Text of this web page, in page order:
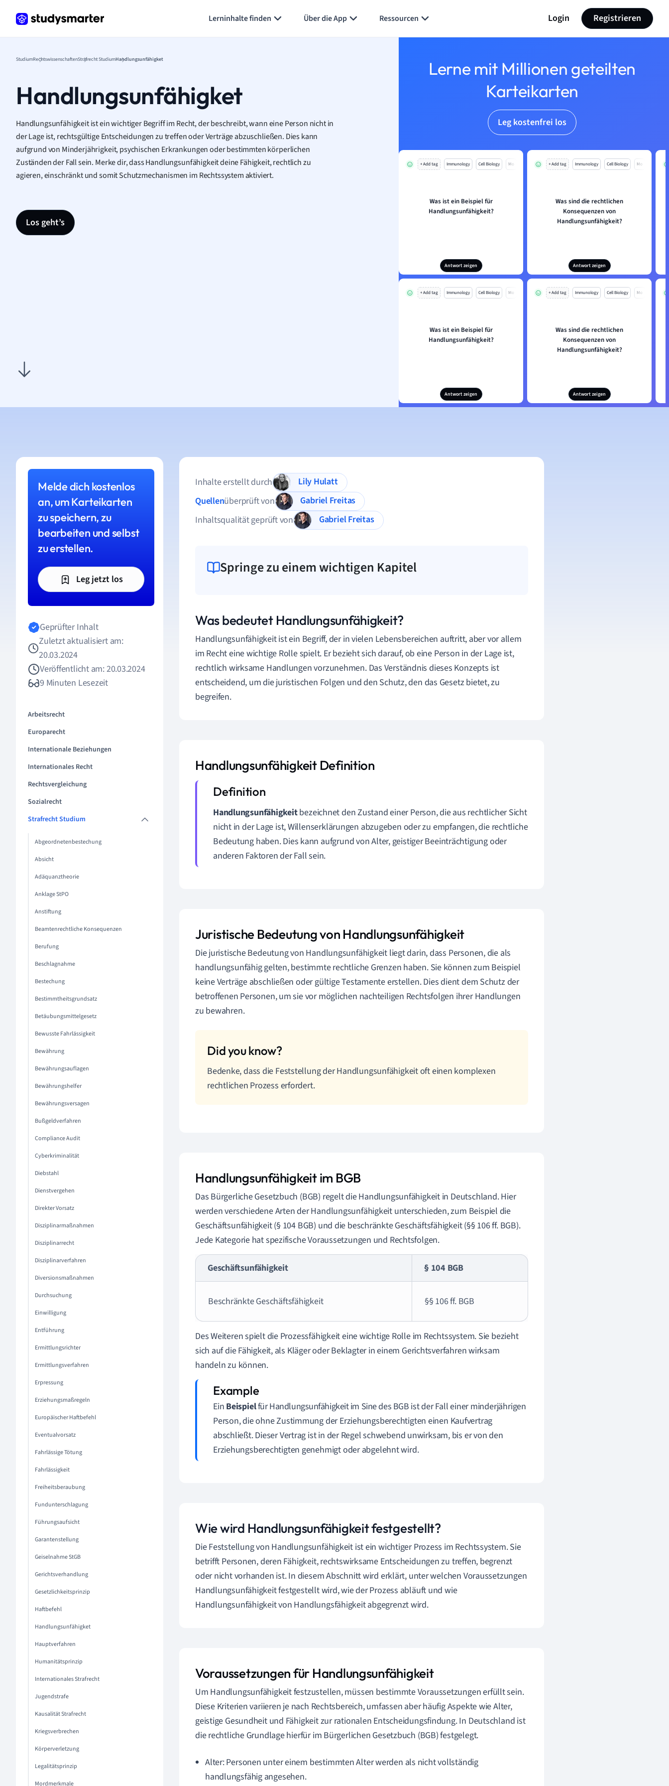
Lerninhalte finden Über die App Ressourcen Login Registrieren
StudiumRechtswissenschaftenStrafrecht StudiumHandlungsunfähigket
Handlungsunfähigket
Handlungsunfähigkeit ist ein wichtiger Begriff im Recht, der beschreibt, wann eine Person nicht in
der Lage ist, rechtsgültige Entscheidungen zu treffen oder Verträge abzuschließen. Dies kann
aufgrund von Minderjährigkeit, psychischen Erkrankungen oder bestimmten körperlichen
Zuständen der Fall sein. Merke dir, dass Handlungsunfähigkeit deine Fähigkeit, rechtlich zu
agieren, einschränkt und somit Schutzmechanismen im Rechtssystem aktiviert.
Los geht’s
Lerne mit Millionen geteilten
Karteikarten
Leg kostenfrei los
+ Add tag Immunology Cell Biology Mo
Was ist ein Beispiel für
Handlungsunfähigkeit?
Antwort zeigen
+ Add tag Immunology Cell Biology Mo
Was sind die rechtlichen
Konsequenzen von
Handlungsunfähigkeit?
Antwort zeigen
+ Add tag Immunology Cell Biology Mo
Was ist ein Beispiel für
Handlungsunfähigkeit?
Antwort zeigen
+ Add tag Immunology Cell Biology Mo
Was sind die rechtlichen
Konsequenzen von
Handlungsunfähigkeit?
Antwort zeigen
Melde dich kostenlos
an, um Karteikarten
zu speichern, zu
bearbeiten und selbst
zu erstellen.
Leg jetzt los
Geprüfter Inhalt
Zuletzt aktualisiert am:
20.03.2024
Veröffentlicht am: 20.03.2024
9 Minuten Lesezeit
Arbeitsrecht
Europarecht
Internationale Beziehungen
Internationales Recht
Rechtsvergleichung
Sozialrecht
Strafrecht Studium
Abgeordnetenbestechung
Absicht
Adäquanztheorie
Anklage StPO
Anstiftung
Beamtenrechtliche Konsequenzen
Berufung
Beschlagnahme
Bestechung
Bestimmtheitsgrundsatz
Betäubungsmittelgesetz
Bewusste Fahrlässigkeit
Bewährung
Bewährungsauflagen
Bewährungshelfer
Bewährungsversagen
Bußgeldverfahren
Compliance Audit
Cyberkriminalität
Diebstahl
Dienstvergehen
Direkter Vorsatz
Disziplinarmaßnahmen
Disziplinarrecht
Disziplinarverfahren
Diversionsmaßnahmen
Durchsuchung
Einwilligung
Entführung
Ermittlungsrichter
Ermittlungsverfahren
Erpressung
Erziehungsmaßregeln
Europäischer Haftbefehl
Eventualvorsatz
Fahrlässige Tötung
Fahrlässigkeit
Freiheitsberaubung
Fundunterschlagung
Führungsaufsicht
Garantenstellung
Geiselnahme StGB
Gerichtsverhandlung
Gesetzlichkeitsprinzip
Haftbefehl
Handlungsunfähigket
Hauptverfahren
Humanitätsprinzip
Internationales Strafrecht
Jugendstrafe
Kausalität Strafrecht
Kriegsverbrechen
Körperverletzung
Legalitätsprinzip
Mordmerkmale
Inhalte erstellt durch
Lily Hulatt
Quellenüberprüft von
Gabriel Freitas
Inhaltsqualität geprüft von
Gabriel Freitas
Springe zu einem wichtigen Kapitel
Was bedeutet Handlungsunfähigkeit?
Handlungsunfähigkeit ist ein Begriff, der in vielen Lebensbereichen auftritt, aber vor allem
im Recht eine wichtige Rolle spielt. Er bezieht sich darauf, ob eine Person in der Lage ist,
rechtlich wirksame Handlungen vorzunehmen. Das Verständnis dieses Konzepts ist
entscheidend, um die juristischen Folgen und den Schutz, den das Gesetz bietet, zu
begreifen.
Handlungsunfähigkeit Definition
Handlungsunfähigkeitbezeichnet den Zustand einer Person, die aus rechtlicher Sicht
nicht in der Lage ist, Willenserklärungen abzugeben oder zu empfangen, die rechtliche
Bedeutung haben. Dies kann aufgrund von Alter, geistiger Beeinträchtigung oder
anderen Faktoren der Fall sein.
Juristische Bedeutung von Handlungsunfähigkeit
Die juristische Bedeutung von Handlungsunfähigkeit liegt darin, dass Personen, die als
handlungsunfähig gelten, bestimmte rechtliche Grenzen haben. Sie können zum Beispiel
keine Verträge abschließen oder gültige Testamente erstellen. Dies dient dem Schutz der
betroffenen Personen, um sie vor möglichen nachteiligen Rechtsfolgen ihrer Handlungen
zu bewahren.
Bedenke, dass die Feststellung der Handlungsunfähigkeit oft einen komplexen
rechtlichen Prozess erfordert.
Handlungsunfähigkeit im BGB
Das Bürgerliche Gesetzbuch (BGB) regelt die Handlungsunfähigkeit in Deutschland. Hier
werden verschiedene Arten der Handlungsunfähigkeit unterschieden, zum Beispiel die
Geschäftsunfähigkeit (§ 104 BGB) und die beschränkte Geschäftsfähigkeit (§§ 106 ff. BGB).
Jede Kategorie hat spezifische Voraussetzungen und Rechtsfolgen.
Geschäftsunfähigkeit § 104 BGB
Beschränkte Geschäftsfähigkeit §§ 106 ff. BGB
Des Weiteren spielt die Prozessfähigkeit eine wichtige Rolle im Rechtssystem. Sie bezieht
sich auf die Fähigkeit, als Kläger oder Beklagter in einem Gerichtsverfahren wirksam
handeln zu können.
Ein Beispielfür Handlungsunfähigkeit im Sine des BGB ist der Fall einer minderjährigen
Person, die ohne Zustimmung der Erziehungsberechtigten einen Kaufvertrag
abschließt. Dieser Vertrag ist in der Regel schwebend unwirksam, bis er von den
Erziehungsberechtigten genehmigt oder abgelehnt wird.
Wie wird Handlungsunfähigkeit festgestellt?
Die Feststellung von Handlungsunfähigkeit ist ein wichtiger Prozess im Rechtssystem. Sie
betrifft Personen, deren Fähigkeit, rechtswirksame Entscheidungen zu treffen, begrenzt
oder nicht vorhanden ist. In diesem Abschnitt wird erklärt, unter welchen Voraussetzungen
Handlungsunfähigkeit festgestellt wird, wie der Prozess abläuft und wie
Handlungsunfähigkeit von Handlungsfähigkeit abgegrenzt wird.
Voraussetzungen für Handlungsunfähigkeit
Um Handlungsunfähigkeit festzustellen, müssen bestimmte Voraussetzungen erfüllt sein.
Diese Kriterien variieren je nach Rechtsbereich, umfassen aber häufig Aspekte wie Alter,
geistige Gesundheit und Fähigkeit zur rationalen Entscheidungsfindung. In Deutschland ist
die rechtliche Grundlage hierfür im Bürgerlichen Gesetzbuch (BGB) festgelegt.
Alter: Personen unter einem bestimmten Alter werden als nicht vollständig
handlungsfähig angesehen.